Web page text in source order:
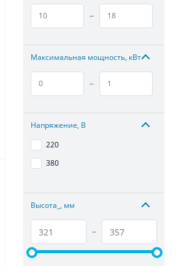
–
Максимальная мощность, кВт
–
Напряжение, В
220
380
Высота_, мм
–